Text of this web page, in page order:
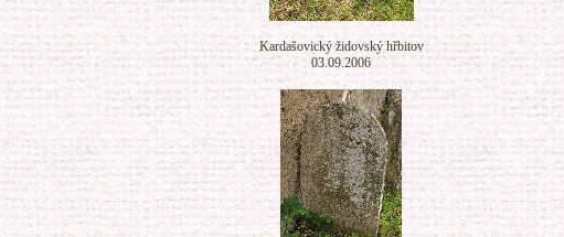
Kardašovický židovský hřbitov
03.09.2006